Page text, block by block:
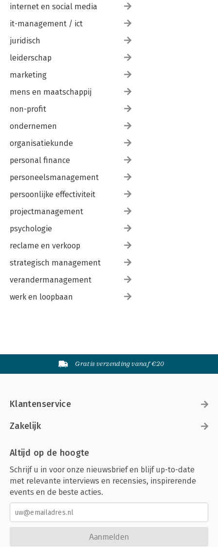
internet en social media
it-management / ict
juridisch
leiderschap
marketing
mens en maatschappij
non-profit
ondernemen
organisatiekunde
personal finance
personeelsmanagement
persoonlijke effectiviteit
projectmanagement
psychologie
reclame en verkoop
strategisch management
verandermanagement
werk en loopbaan
Gratis verzending vanaf €20
Klantenservice
Zakelijk
Altijd op de hoogte
Schrijf u in voor onze nieuwsbrief en blijf up-to-date
met relevante interviews en recensies, inspirerende
events en de beste acties.
Aanmelden